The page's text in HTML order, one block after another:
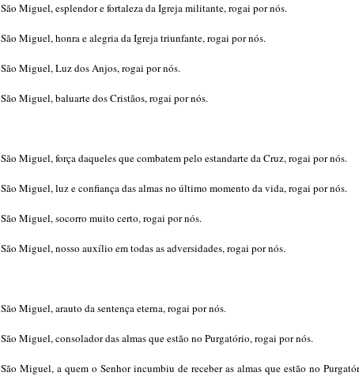
São Miguel, esplendor e fortaleza da Igreja militante, rogai por nós.
São Miguel, honra e alegria da Igreja triunfante, rogai por nós.
São Miguel, Luz dos Anjos, rogai por nós.
São Miguel, baluarte dos Cristãos, rogai por nós.
São Miguel, força daqueles que combatem pelo estandarte da Cruz, rogai por nós.
São Miguel, luz e confiança das almas no último momento da vida, rogai por nós.
São Miguel, socorro muito certo, rogai por nós.
São Miguel, nosso auxílio em todas as adversidades, rogai por nós.
São Miguel, arauto da sentença eterna, rogai por nós.
São Miguel, consolador das almas que estão no Purgatório, rogai por nós.
São Miguel, a quem o Senhor incumbiu de receber as almas que estão no